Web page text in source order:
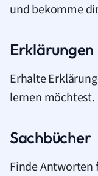
und bekomme
Erklärungen
Erhalte
lernen möchtest.
Sachbücher
Finde Antworten